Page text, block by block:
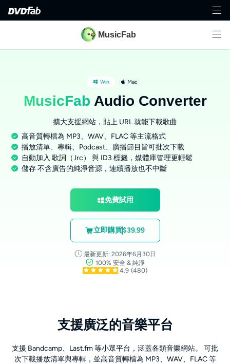
MusicFab
Win Mac
MusicFab Audio Converter
擴大支援網站，貼上 URL 就能下載歌曲
高音質轉檔為 MP3、WAV、FLAC 等主流格式
播放清單、專輯、Podcast、廣播節目皆可批次下載
自動加入 歌詞（.lrc） 與 ID3 標籤，媒體庫管理更輕鬆
儲存 不含廣告的純淨音源，連續播放也不中斷
免費試用
立即購買$39.99
最新更新: 2026年6月30日
100% 安全 & 純淨
4.9 (480)
支援廣泛的音樂平台
支援 Bandcamp、Last.fm 等小眾平台，涵蓋各類音樂網站。 可批
次下載播放清單與專輯，並高音質轉檔為 MP3、WAV、FLAC 等